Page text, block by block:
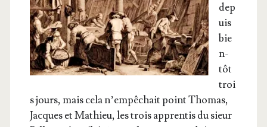
dep
uis
bie
n­
tôt
troi
s jours, mais cela n’empêchait point Tho­mas,
Jacques et Mathieu, les trois appren­tis du sieur